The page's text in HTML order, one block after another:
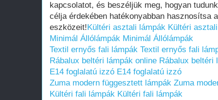
kapcsolatot, és beszéljük meg, hogyan
célja érdekében hatékonyabban hasznosítsa
eszközeit!Kültéri asztali lámpák Kültéri
Minimál Állólámpák Minimál Állólámpák
Textil ernyős fali lámpák Textil ernyős fali
Rábalux beltéri lámpák online Rábalux beltéri
E14 foglalatú izzó E14 foglalatú izzó
Zuma modern függesztett lámpák Zuma
Kültéri fali lámpák Kültéri fali lámpák